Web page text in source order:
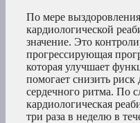
По мере
кардиологической
значение. Это
прогрессирующая
которая улучшает
помогает снизить
сердечного ритма. По
кардиологическая
три раза в неделю в